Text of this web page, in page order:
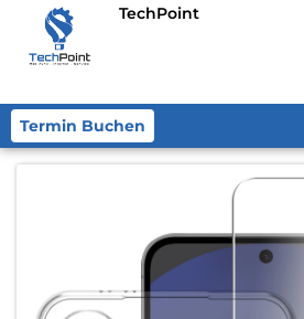
TechPoint
Termin Buchen